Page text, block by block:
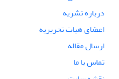
درباره نشریه
اعضای هیات تحریریه
ارسال مقاله
تماس با ما